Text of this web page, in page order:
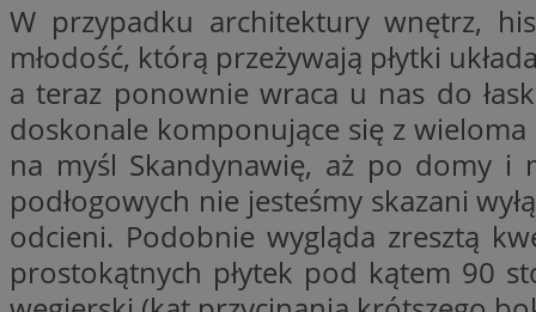
W przypadku architektury wnętrz,
młodość, którą przeżywają płytki
a teraz ponownie wraca u nas do
doskonale komponujące się z
na myśl Skandynawię, aż po domy i
podłogowych nie jesteśmy skazani
odcieni. Podobnie wygląda zresztą
prostokątnych płytek pod kątem 90
_clsk
_clsk
FCCDCF
MUID